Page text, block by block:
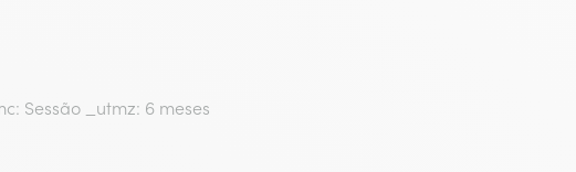
Sessão _utmz: 6 meses